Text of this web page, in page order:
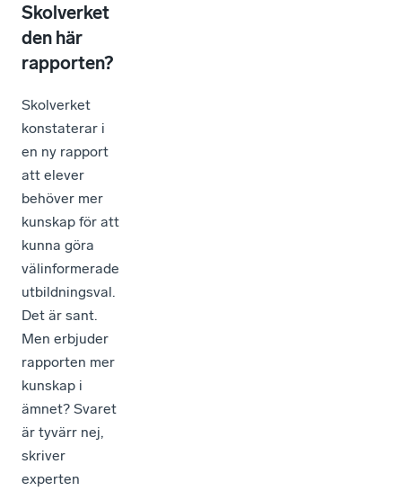
Skolverket
den här
rapporten?
Skolverket
konstaterar i
en ny rapport
att elever
behöver mer
kunskap för att
kunna göra
välinformerade
utbildningsval.
Det är sant.
Men erbjuder
rapporten mer
kunskap i
ämnet? Svaret
är tyvärr nej,
skriver
experten